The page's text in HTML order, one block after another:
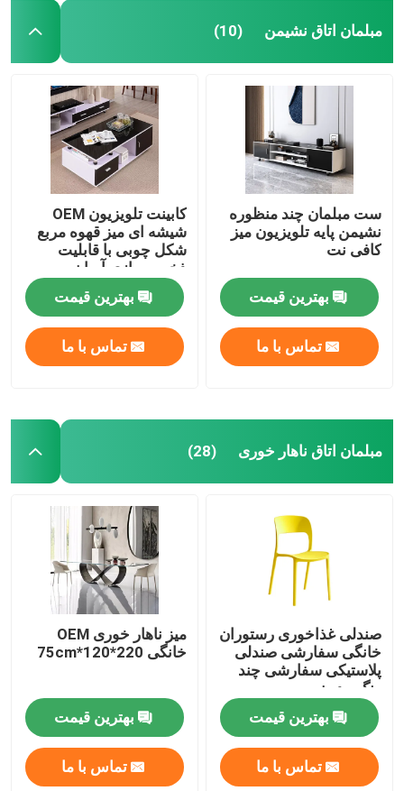
مبلمان اتاق نشیمن (10)
ست مبلمان چند منظوره
نشیمن پایه تلویزیون میز
کافی نت
بهترین قیمت
تماس با ما
کابینت تلویزیون OEM
شیشه ای میز قهوه مربع
شکل چوبی با قابلیت
ذخیره سازی آسان
بهترین قیمت
تماس با ما
مبلمان اتاق ناهار خوری (28)
صندلی غذاخوری رستوران
خانگی سفارشی صندلی
پلاستیکی سفارشی چند
رنگ مدرن
بهترین قیمت
تماس با ما
میز ناهار خوری OEM
خانگی 220*120*75cm
بهترین قیمت
تماس با ما